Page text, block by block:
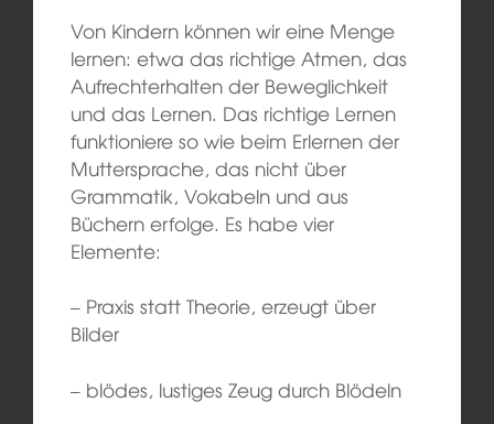
Von Kindern können wir eine Menge
lernen: etwa das richtige Atmen, das
Aufrechterhalten der Beweglichkeit
und das Lernen. Das richtige Lernen
funktioniere so wie beim Erlernen der
Muttersprache, das nicht über
Grammatik, Vokabeln und aus
Büchern erfolge. Es habe vier
Elemente:
– Praxis statt Theorie, erzeugt über
Bilder
– blödes, lustiges Zeug durch Blödeln